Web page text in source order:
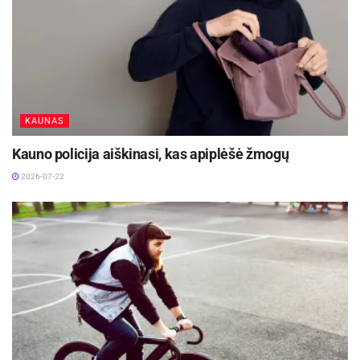
Panevėžys stiprina verslo ryšius su Jungtine
Panevėžio centre bus statomi būstai miestui
reikalingiems specialistams ir naujos Socialinių
Ikiteisminį tyrimą šioje byloje atliko Panevėžio
apskrities vyriausiojo policijos komisariato
Kriminalinės policijos sunkių nusikaltimų tyrimo
valdybos pareigūnai, o tyrimui vadovavo ir
valstybinį kaltinimą teismuose palaikė Panevėžio
KAUNAS
Kauno policija aiškinasi, kas apiplėšė žmogų
2026-07-22